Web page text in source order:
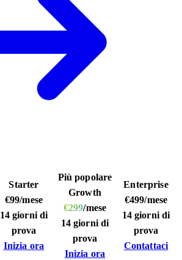
Starter
€99/mese
14 giorni di
prova
Inizia ora
Più popolare
Growth
€299/mese
14 giorni di
prova
Inizia ora
Enterprise
€499/mese
14 giorni di
prova
Contattaci